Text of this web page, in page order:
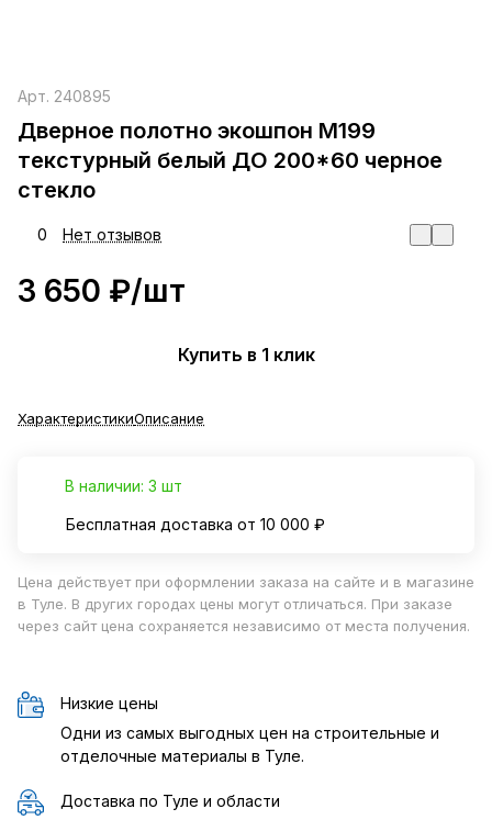
Арт. 240895
Дверное полотно экошпон М199
текстурный белый ДО 200*60 черное
стекло
0 Нет отзывов
3 650 ₽/шт
Купить в 1 клик
ХарактеристикиОписание
В наличии: 3 шт
Бесплатная доставка от 10 000 ₽
Цена действует при оформлении заказа на сайте и в магазине
в Туле. В других городах цены могут отличаться. При заказе
через сайт цена сохраняется независимо от места получения.
Низкие цены
Одни из самых выгодных цен на строительные и
отделочные материалы в Туле.
Доставка по Туле и области